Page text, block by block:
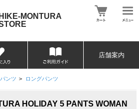
HIKE-MONTURA
店舗案内
パンツ > ロングパンツ
HOLIDAY 5 PANTS WOMAN